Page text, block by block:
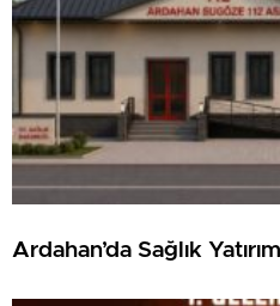
Ardahan’da Sağlık